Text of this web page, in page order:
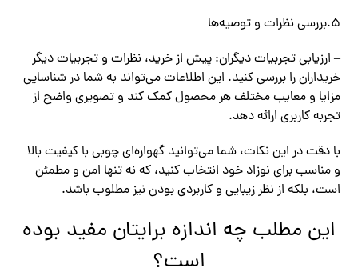
5.بررسی نظرات و توصیه‌ها
– ارزیابی تجربیات دیگران: پیش از خرید، نظرات و تجربیات دیگر
خریداران را بررسی کنید. این اطلاعات می‌تواند به شما در شناسایی
مزایا و معایب مختلف هر محصول کمک کند و تصویری واضح از
تجربه کاربری ارائه دهد.
با دقت در این نکات، شما می‌توانید گهواره‌ای چوبی با کیفیت بالا
و مناسب برای نوزاد خود انتخاب کنید، که نه تنها امن و مطمئن
است، بلکه از نظر زیبایی و کاربردی بودن نیز مطلوب باشد.
این مطلب چه اندازه برایتان مفید بوده
است؟